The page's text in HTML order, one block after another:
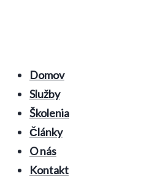
Domov
Služby
Školenia
Články
O nás
Kontakt